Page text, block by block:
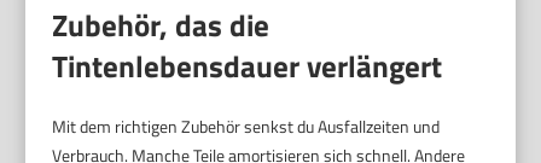
Zubehör, das die
Tintenlebensdauer verlängert
Mit dem richtigen Zubehör senkst du Ausfallzeiten und
Verbrauch. Manche Teile amortisieren sich schnell. Andere